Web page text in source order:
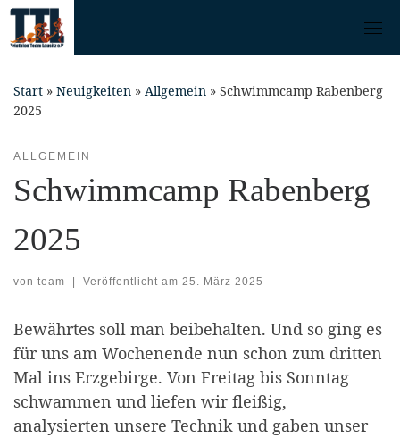
Skip
content
Start » Neuigkeiten » Allgemein » Schwimmcamp Rabenberg
2025
ALLGEMEIN
Schwimmcamp Rabenberg
2025
von team Veröffentlicht am 25. März 2025
Bewährtes soll man beibehalten. Und so ging es
für uns am Wochenende nun schon zum dritten
Mal ins Erzgebirge. Von Freitag bis Sonntag
schwammen und liefen wir fleißig,
analysierten unsere Technik und gaben unser